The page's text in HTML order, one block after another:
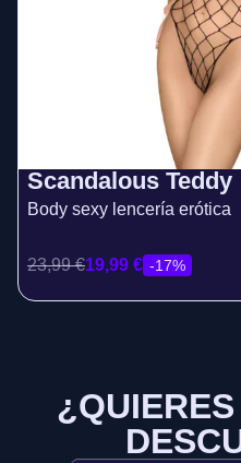
Scandalous Teddy
Body sexy lencería erótica
23,99€19,99 € -17%